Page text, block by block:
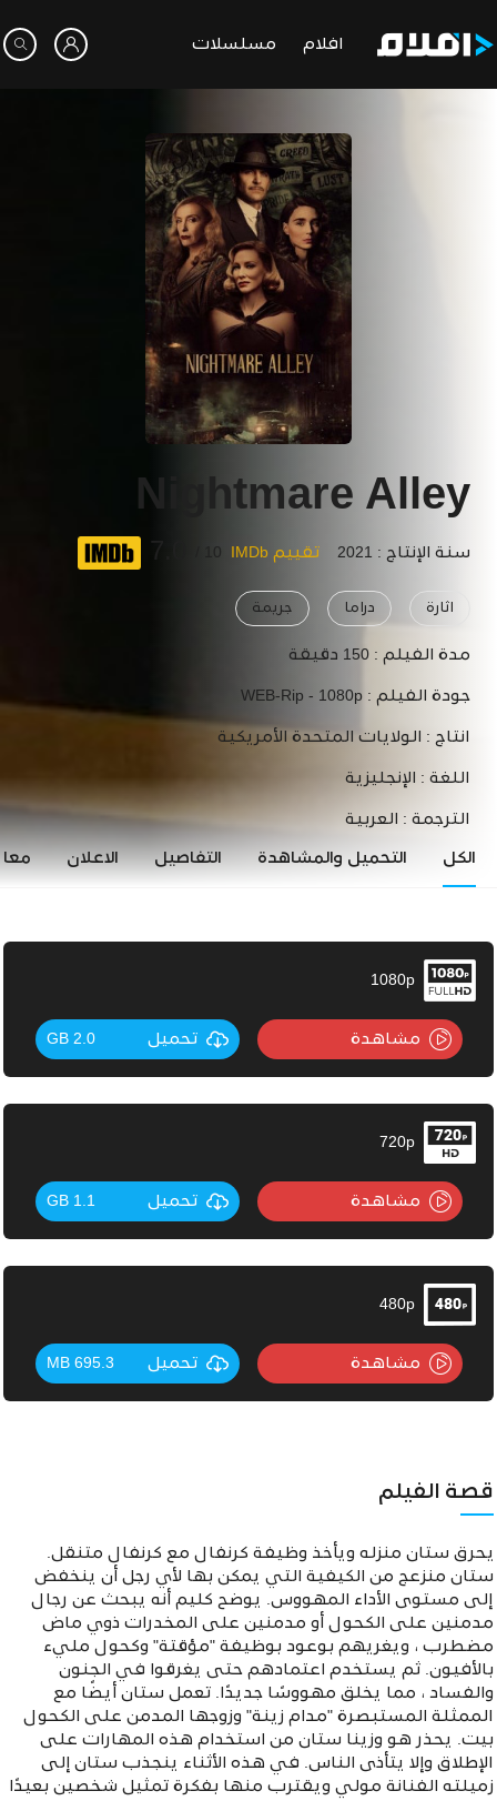
افلام مسلسلات
Nightmare Alley
سنة الإنتاج : 2021 تقييم IMDb 10 /
اثارة دراما جريمة
مدة الفيلم : 150 دقيقة
جودة الفيلم : WEB-Rip - 1080p
انتاج : الولايات المتحدة الأمريكية
اللغة : الإنجليزية
الترجمة : العربية
الكل التحميل والمشاهدة التفاصيل الاعلان
1080p
مشاهدة تحميل 2.0 GB
720p
مشاهدة تحميل 1.1 GB
480p
مشاهدة تحميل 695.3 MB
قصة الفيلم
يحرق ستان منزله ويأخذ وظيفة كرنفال مع كرنفال متنقل.
ستان منزعج من الكيفية التي يمكن بها لأي رجل أن ينخفض
إلى مستوى الأداء المهووس. يوضح كليم أنه يبحث عن رجال
مدمنين على الكحول أو مدمنين على المخدرات ذوي ماض
مضطرب ، ويغريهم بوعود بوظيفة "مؤقتة" وكحول مليء
بالأفيون. ثم يستخدم اعتمادهم حتى يغرقوا في الجنون
والفساد ، مما يخلق مهووسًا جديدًا. تعمل ستان أيضًا مع
الممثلة المستبصرة "مدام زينة" وزوجها المدمن على الكحول
بيت. يحذر هو وزينا ستان من استخدام هذه المهارات على
الإطلاق وإلا يتأذى الناس. في هذه الأثناء ينجذب ستان إلى
زميلته الفنانة مولي ويقترب منها بفكرة تمثيل شخصين بعيدًا